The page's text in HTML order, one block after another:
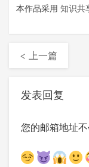
本作品采用 知识共
< 上一篇
发表回复
您的邮箱地址不